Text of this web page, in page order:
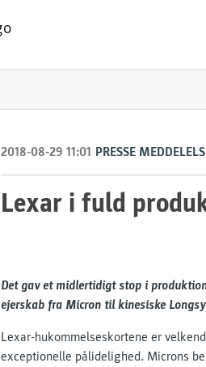
2018-08-29 11:01 PRESSE
Lexar i fuld
Det gav et midlertidigt stop i
ejerskab fra Micron til kinesiske
Lexar-hukommelseskortene er
exceptionelle pålidelighed. Microns